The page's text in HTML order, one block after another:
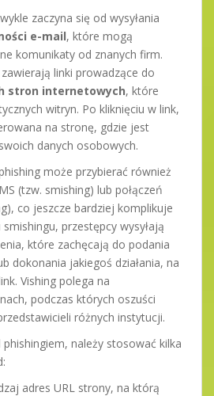
zaczyna się od wysyłania
e-mail, które mogą
komunikaty od znanych firm.
linki prowadzące do
stron internetowych, które
witryn. Po kliknięciu w link,
na stronę, gdzie jest
danych osobowych.
może przybierać również
(tzw. smishing) lub połączeń
co jeszcze bardziej komplikuje
przestępcy wysyłają
które zachęcają do podania
dokonania jakiegoś działania, na
Vishing polega na
podczas których oszuści
różnych instytucji.
należy stosować kilka
adres URL strony, na którą